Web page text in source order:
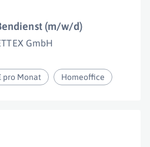
(m/w/d)
GmbH
pro Monat Homeoffice